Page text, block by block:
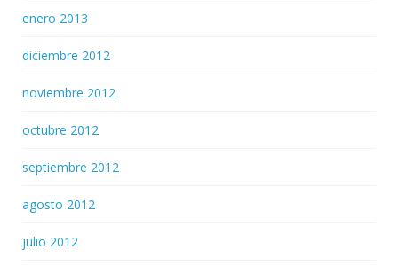
enero 2013
diciembre 2012
noviembre 2012
octubre 2012
septiembre 2012
agosto 2012
julio 2012